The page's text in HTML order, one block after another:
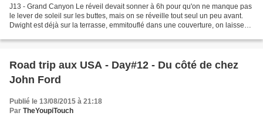
J13 - Grand Canyon Le réveil devait sonner à 6h pour qu'on ne manque pas
le lever de soleil sur les buttes, mais on se réveille tout seul un peu avant.
Dwight est déjà sur la terrasse, emmitouflé dans une couverture, on laisse
Road trip aux USA - Day#12 - Du côté de chez
John Ford
Publié le 13/08/2015 à 21:18
Par TheYoupiTouch